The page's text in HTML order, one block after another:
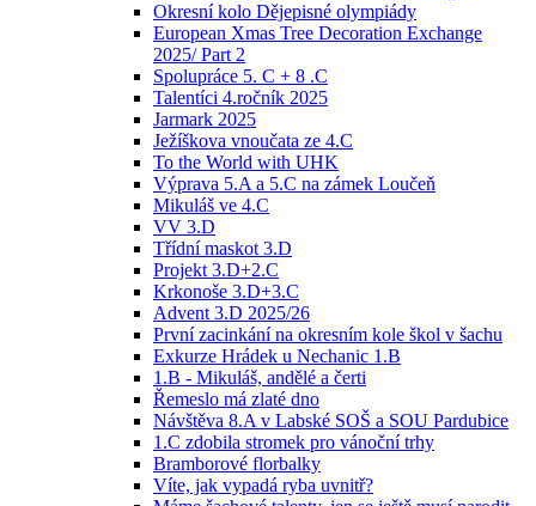
Okresní kolo Dějepisné olympiády
European Xmas Tree Decoration Exchange
2025/ Part 2
Spolupráce 5. C + 8 .C
Talentíci 4.ročník 2025
Jarmark 2025
Ježíškova vnoučata ze 4.C
To the World with UHK
Výprava 5.A a 5.C na zámek Loučeň
Mikuláš ve 4.C
VV 3.D
Třídní maskot 3.D
Projekt 3.D+2.C
Krkonoše 3.D+3.C
Advent 3.D 2025/26
První zacinkání na okresním kole škol v šachu
Exkurze Hrádek u Nechanic 1.B
1.B - Mikuláš, andělé a čerti
Řemeslo má zlaté dno
Návštěva 8.A v Labské SOŠ a SOU Pardubice
1.C zdobila stromek pro vánoční trhy
Bramborové florbalky
Víte, jak vypadá ryba uvnitř?